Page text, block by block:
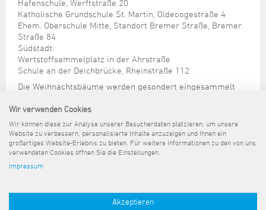
Hafenschule, Werftstraße 20
Katholische Grundschule St. Martin, Oldeoogestraße 4
Ehem. Oberschule Mitte, Standort Bremer Straße, Bremer
Straße 84
Südstadt:
Wertstoffsammelplatz in der Ahrstraße
Schule an der Deichbrücke, Rheinstraße 112
Die Weihnachtsbäume werden gesondert eingesammelt
Darum ist es wichtig, dass alle Weihnachtsbäume komplett
abgeschmückt sind. Künstliche Tannenbäume können über
den Restabfallbehälter entsorgt werden.
Wir verwenden Cookies
Wir können diese zur Analyse unserer Besucherdaten platzieren, um unsere
Website zu verbessern, personalisierte Inhalte anzuzeigen und Ihnen ein
großartiges Website-Erlebnis zu bieten. Für weitere Informationen zu den von uns
verwendeten Cookies öffnen Sie die Einstellungen.
Impressum
Akzeptieren